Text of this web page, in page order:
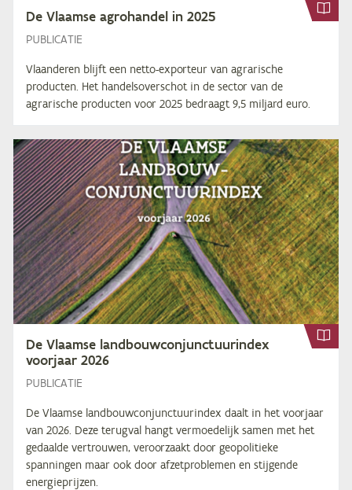
De Vlaam­se agro­han­del in 2025
PUBLICATIE
Vlaanderen blijft een netto-exporteur van agrarische
producten. Het handelsoverschot in de sector van de
agrarische producten voor 2025 bedraagt 9,5 miljard euro.
De Vlaam­se land­bouw­con­junc­tuur­in­dex
voor­jaar 2026
PUBLICATIE
De Vlaamse landbouwconjunctuurindex daalt in het voorjaar
van 2026. Deze terugval hangt vermoedelijk samen met het
gedaalde vertrouwen, veroorzaakt door geopolitieke
spanningen maar ook door afzetproblemen en stijgende
energieprijzen.